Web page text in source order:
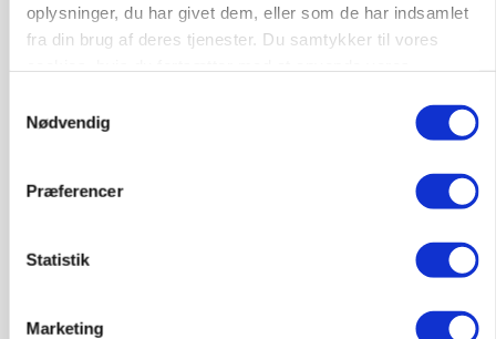
oplysninger, du har givet dem, eller som de har indsamlet
fra din brug af deres tjenester. Du samtykker til vores
Nødvendig
Præferencer
Statistik
Marketing
økoproduktion
Annonce